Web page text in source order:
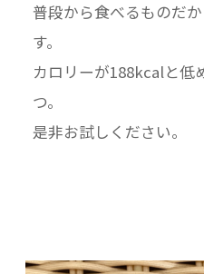
料、香料、（一部に
豆・豚肉・りんごを含む
■殺菌方法：気密性容
菌
■内容量：200g
普段から食べるものだ
す。
カロリーが188kcalと低
つ。
是非お試しください。